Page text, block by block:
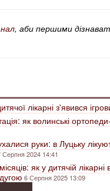
, аби першими
лікарні з'явився
як волинські
руки: в Луцьку
Серпня 2024 14:41
як у дитячій
6 Серпня 2025 13:09